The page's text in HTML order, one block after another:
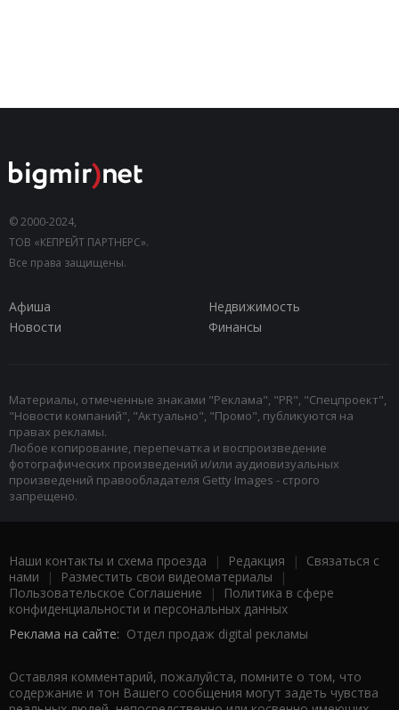
© 2000-2024,
ТОВ «КЕПРЕЙТ ПАРТНЕРС».
Все права защищены.
Афиша
Недвижимость
Новости
Финансы
Материалы, отмеченные знаками "Реклама", "PR", "Спецпроект",
"Новости компаний", "Актуально", "Промо", публикуются на
правах рекламы.
Любое копирование, перепечатка и воспроизведение
фотографических произведений и/или аудиовизуальных
произведений правообладателя Getty Images - строго
запрещено.
Наши контакты и схема проезда | Редакция | Связаться с
нами | Разместить свои видеоматериалы |
Пользовательское Соглашение |
Политика в сфере
конфиденциальности и персональных данных
Реклама на сайте: Отдел продаж digital рекламы
Оставляя комментарий, пожалуйста, помните о том, что
содержание и тон Вашего сообщения могут задеть чувства